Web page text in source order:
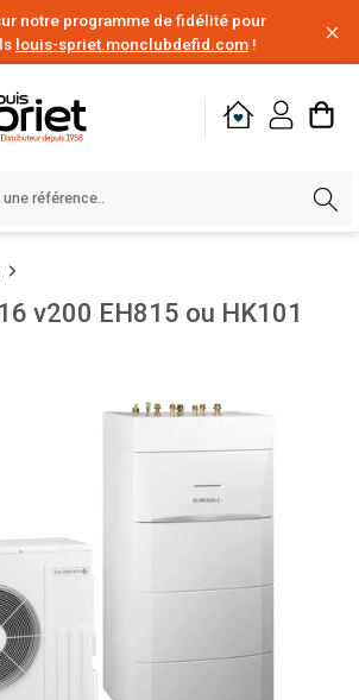
notre programme de fidélité pour
louis-spriet.monclubdefid.com !
v200 EH815 ou HK101